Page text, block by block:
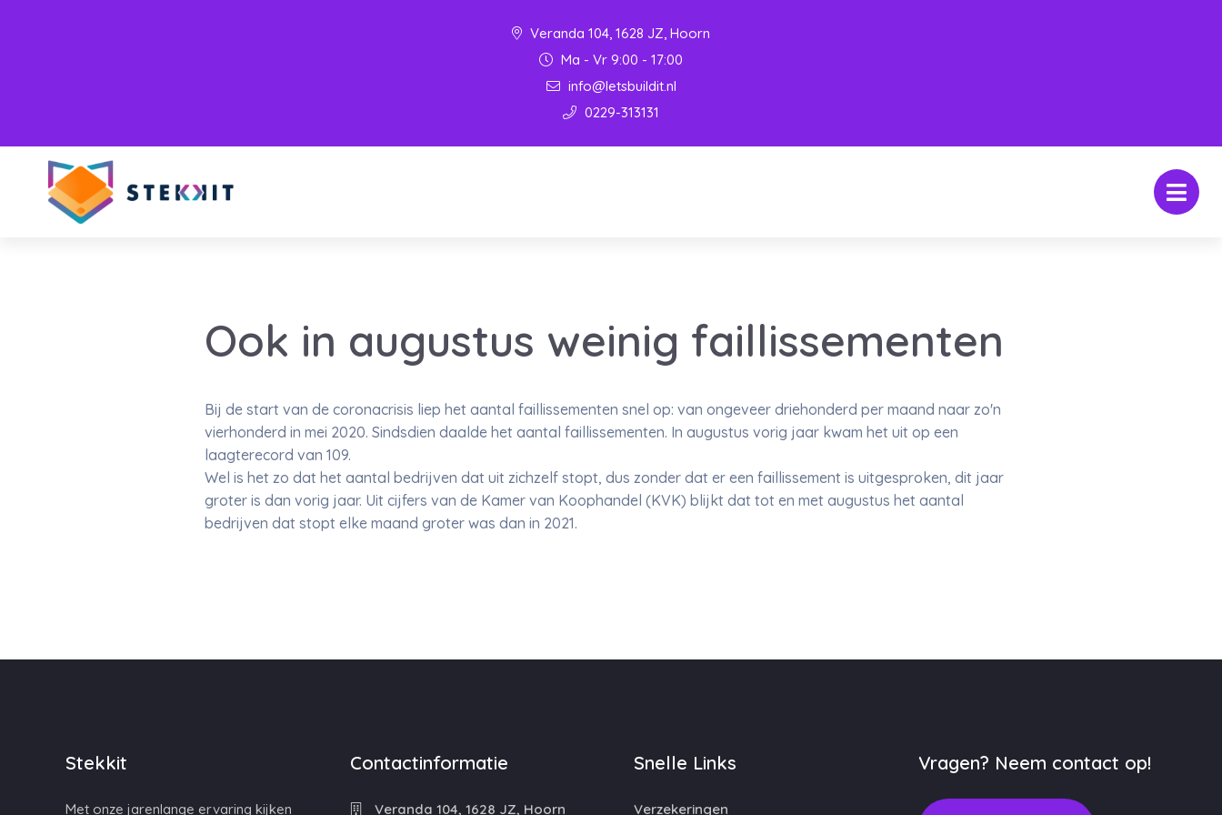
Veranda 104, 1628 JZ, Hoorn
Ma - Vr 9:00 - 17:00
info@letsbuildit.nl
0229-313131
Ook in augustus weinig faillissementen
Bij de start van de coronacrisis liep het aantal faillissementen snel op: van ongeveer driehonderd per maand naar zo'n
vierhonderd in mei 2020. Sindsdien daalde het aantal faillissementen. In augustus vorig jaar kwam het uit op een
laagterecord van 109.
Wel is het zo dat het aantal bedrijven dat uit zichzelf stopt, dus zonder dat er een faillissement is uitgesproken, dit jaar
groter is dan vorig jaar. Uit cijfers van de Kamer van Koophandel (KVK) blijkt dat tot en met augustus het aantal
bedrijven dat stopt elke maand groter was dan in 2021.
Stekkit
Met onze jarenlange ervaring kijken
Contactinformatie
Veranda 104, 1628 JZ, Hoorn
Snelle Links
Verzekeringen
Vragen? Neem contact op!